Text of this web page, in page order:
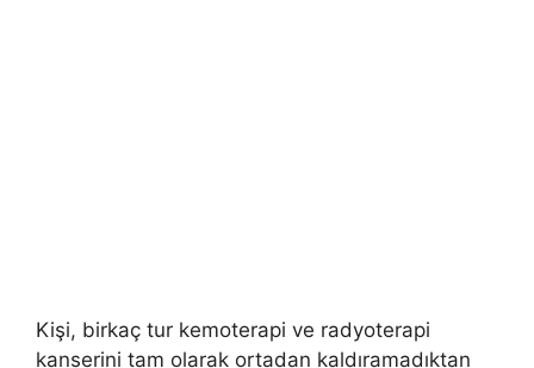
Kişi, birkaç tur kemoterapi ve radyoterapi
kanserini tam olarak ortadan kaldıramadıktan